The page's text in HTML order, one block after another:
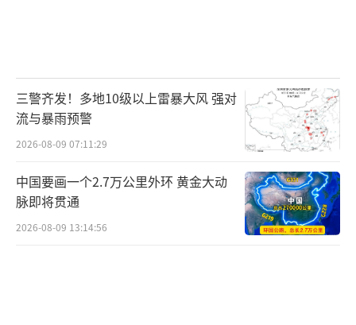
三警齐发！多地10级以上雷暴大风 强对
流与暴雨预警
2026-08-09 07:11:29
中国要画一个2.7万公里外环 黄金大动
脉即将贯通
2026-08-09 13:14:56